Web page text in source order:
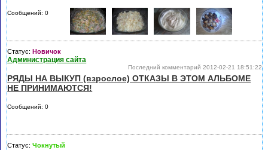
Сообщений: 0
Статус:Новичок
Администрация сайта
Последний комментарий 2012-02-21 18:51:22
РЯДЫ НА ВЫКУП (взрослое) ОТКАЗЫ В ЭТОМ АЛЬБОМЕ
НЕ ПРИНИМАЮТСЯ!
Сообщений: 0
Статус:Чокнутый